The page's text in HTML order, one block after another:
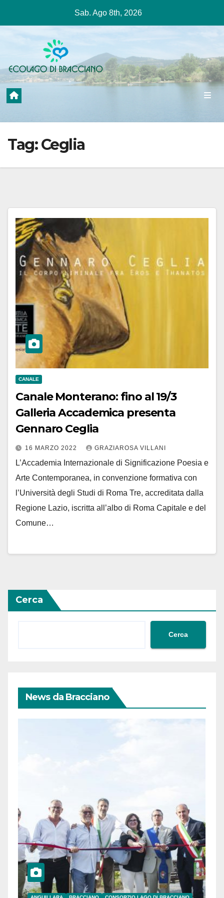
contenuto
Sab. Ago 8th, 2026
Tag:Ceglia
CANALE
Canale Monterano: fino al 19/3
Galleria Accademica presenta
Gennaro Ceglia
16 MARZO 2022 GRAZIAROSA VILLANI
L’Accademia Internazionale di Significazione Poesia e
Arte Contemporanea, in convenzione formativa con
l’Università degli Studi di Roma Tre, accreditata dalla
Regione Lazio, iscritta all’albo di Roma Capitale e del
Comune…
Cerca
Cerca
News da Bracciano